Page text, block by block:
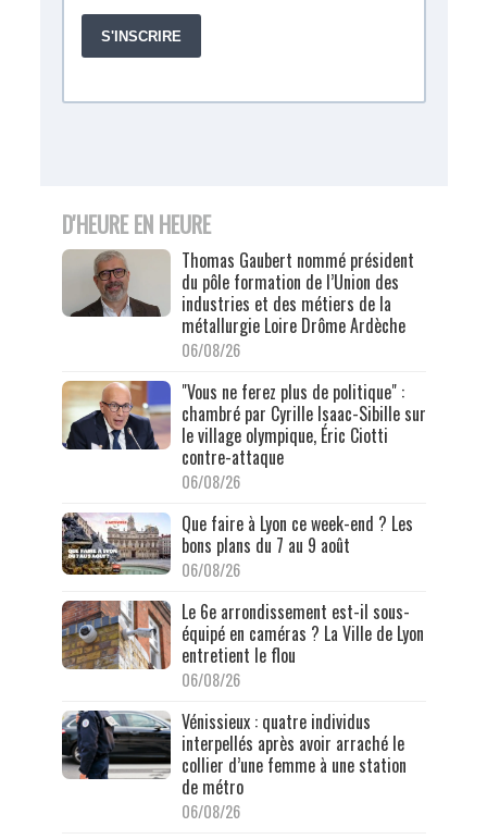
D'HEURE EN HEURE
Thomas Gaubert nommé président
du pôle formation de l’Union des
industries et des métiers de la
métallurgie Loire Drôme Ardèche
06/08/26
"Vous ne ferez plus de politique" :
chambré par Cyrille Isaac-Sibille sur
le village olympique, Éric Ciotti
contre-attaque
06/08/26
Que faire à Lyon ce week-end ? Les
bons plans du 7 au 9 août
06/08/26
Le 6e arrondissement est-il sous-
équipé en caméras ? La Ville de Lyon
entretient le flou
06/08/26
Vénissieux : quatre individus
interpellés après avoir arraché le
collier d’une femme à une station
de métro
06/08/26